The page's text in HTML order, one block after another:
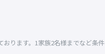
ります。1家族2名様までなど条件